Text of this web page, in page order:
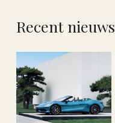
Recent nieuws